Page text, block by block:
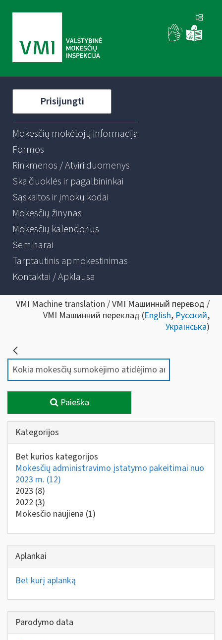
Prisijungti
Mokesčių mokėtojų informacija
Formos
Rinkmenos / Atviri duomenys
Skaičiuoklės ir pagalbininkai
Sąskaitos ir įmokų kodai
Mokesčių žinynas
Mokesčių kalendorius
Seminarai
Tarptautinis apmokestinimas
Kontaktai / Apklausa
VMI Machine translation / VMI Машинный перевод /
VMI Машинний переклад (English, Русский,
Українська)
Paieška
Kategorijos
Bet kurios kategorijos
Mokesčių administravimo įstatymo pakeitimai nuo
2023 m. (12)
2023 (8)
2022 (3)
Mokesčio naujiena (1)
Aplankai
Bet kurį aplanką
Parodymo data